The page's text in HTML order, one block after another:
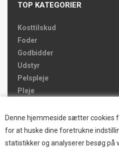
Denne hjemmeside sætter cookies
for at huske dine foretrukne
statistikker og analyserer besøg på
TOP KATEGORIER
Kosttilskud
Foder
Godbidder
Udstyr
Pelspleje
Pleje
Brands
TOP BRANDS